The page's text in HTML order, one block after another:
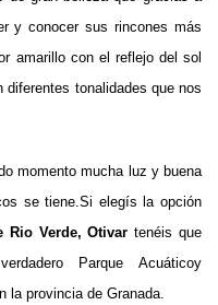
y conocer sus rincones más
amarillo con el reflejo del sol
diferentes tonalidades que nos
momento mucha luz y buena
se tiene.Si elegís la opción
Rio Verde, Otivar tenéis que
Parque Acuáticoy
la provincia de Granada.